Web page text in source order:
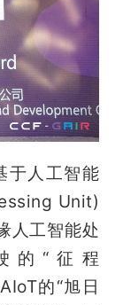
于人工智能
Unit)
人工智能处
的“征程
的“旭日